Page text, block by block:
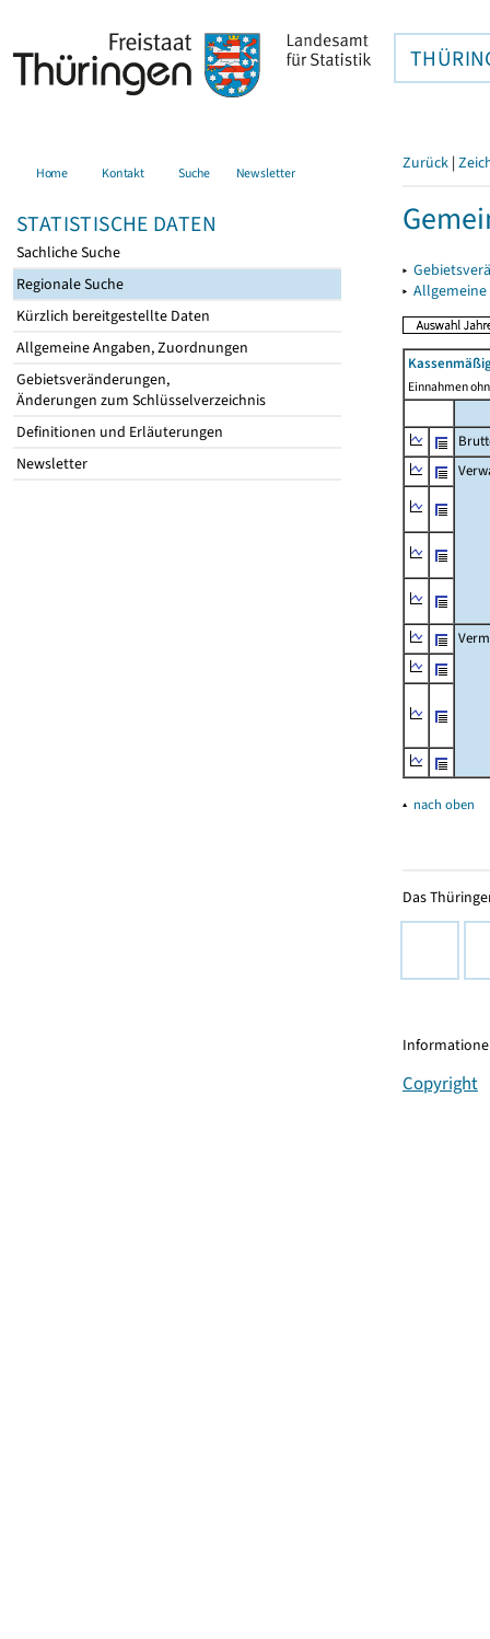
Home Kontakt Suche Newsletter
STATISTISCHE DATEN
Sachliche Suche
Regionale Suche
Kürzlich bereitgestellte Daten
Allgemeine Angaben, Zuordnungen
Gebietsveränderungen,
Änderungen zum Schlüsselverzeichnis
Definitionen und Erläuterungen
Newsletter
Zurück |
▸
▸
Einnahmen
▴ nach oben
Das
Copyright